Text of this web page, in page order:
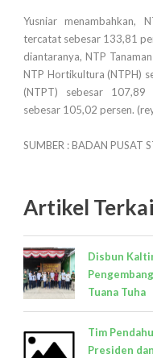
Yusniar
tercatat sebesar 133,81
diantaranya, NTP
NTP Hortikultura (NTPH)
(NTPT) sebesar 107,89
sebesar 105,02 persen.
SUMBER : BADAN PUSAT
Artikel
Disbun
Tuana Tuha
Tim
Presiden